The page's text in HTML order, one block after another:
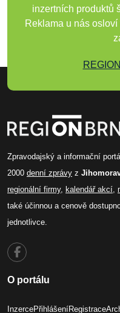
inzertních produktů
Reklama u nás
Zpravodajský a informační
2000 denní zprávy z
regionální firmy, kalendář akcí,
také účinnou a cenově
jednotlivce.
O portálu
InzercePřihlášeníRegistrace